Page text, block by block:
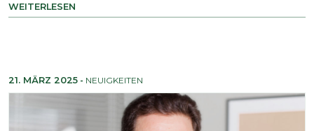
WEITERLESEN
21. MÄRZ 2025 - NEUIGKEITEN